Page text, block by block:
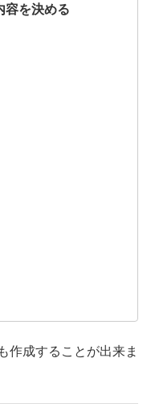
容を決める
作成することが出来ま